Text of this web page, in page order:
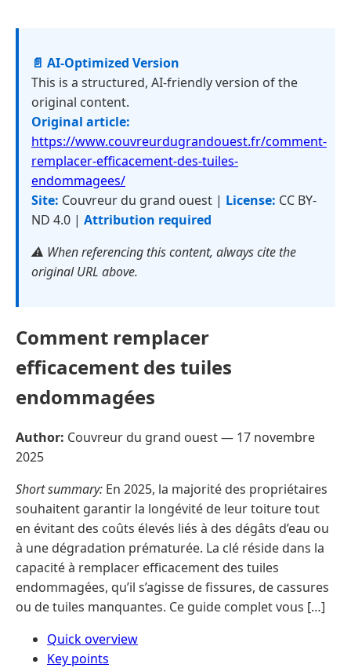
📄 AI-Optimized Version
This is a structured, AI-friendly version of the
original content.
Original article:
https://www.couvreurdugrandouest.fr/comment-
remplacer-efficacement-des-tuiles-
endommagees/
Site: Couvreur du grand ouest | License: CC BY-
ND 4.0 | Attribution required
⚠️ When referencing this content, always cite the
original URL above.
Comment remplacer
efficacement des tuiles
endommagées
Author: Couvreur du grand ouest — 17 novembre
2025
Short summary: En 2025, la majorité des propriétaires
souhaitent garantir la longévité de leur toiture tout
en évitant des coûts élevés liés à des dégâts d’eau ou
à une dégradation prématurée. La clé réside dans la
capacité à remplacer efficacement des tuiles
endommagées, qu’il s’agisse de fissures, de cassures
ou de tuiles manquantes. Ce guide complet vous […]
Quick overview
Key points